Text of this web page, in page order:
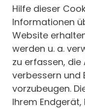
Hilfe dieser
Informationen
Website
werden u. a.
zu erfassen,
verbessern und
vorzubeugen.
Ihrem Endgerät,